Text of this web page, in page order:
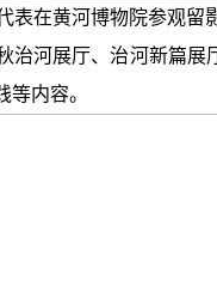
表在黄河博物院参观留
河展厅、治河新篇
内容。